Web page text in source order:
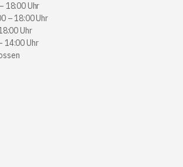
18:00 Uhr
– 18:00 Uhr
Uhr
14:00 Uhr